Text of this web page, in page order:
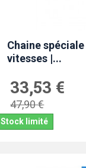
Chaine
vitesses |...
33,53 €
47,90 €
Stock limité